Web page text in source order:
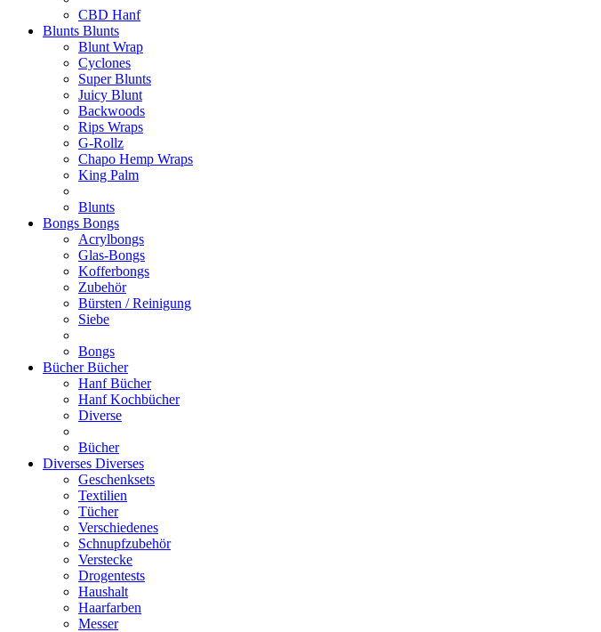
CBD Hanf
Blunts Blunts
Blunt Wrap
Cyclones
Super Blunts
Juicy Blunt
Backwoods
Rips Wraps
G-Rollz
Chapo Hemp Wraps
King Palm
Blunts
Bongs Bongs
Acrylbongs
Glas-Bongs
Kofferbongs
Zubehör
Bürsten / Reinigung
Siebe
Bongs
BücherBücher
Hanf Bücher
Hanf Kochbücher
Diverse
Bücher
Diverses Diverses
Geschenksets
Textilien
Tücher
Verschiedenes
Schnupfzubehör
Verstecke
Drogentests
Haushalt
Haarfarben
Messer